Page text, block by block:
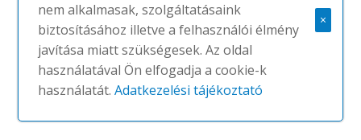
Ofimat
nem alkalmasak, szolgáltatásaink
biztosításához illetve a felhasználói élmény
javítása miatt szükségesek. Az oldal
használatával Ön elfogadja a cookie-k
használatát.Adatkezelési tájékoztató
×